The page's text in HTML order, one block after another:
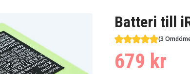
Batteri till
(3
679 kr